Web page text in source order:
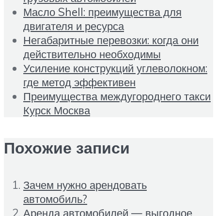
Масло Shell: преимущества для
двигателя и ресурса
Негабаритные перевозки: когда они
действительно необходимы
Усиление конструкций углеволокном:
где метод эффективен
Преимущества междугороднего такси
Курск Москва
Похожие записи
Зачем нужно арендовать
автомобиль?
Аренда автомобилей — выгодное